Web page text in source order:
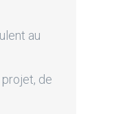
au
de